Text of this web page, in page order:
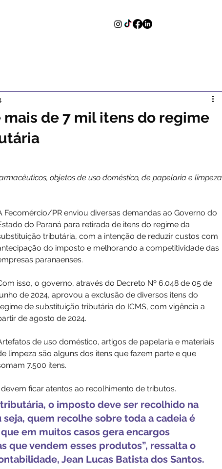
de 7 mil itens do regime
objetos de uso doméstico, de papelaria e limpeza
Fecomércio/PR enviou diversas demandas ao Governo do
do Paraná para retirada de itens do regime da
tributária, com a intenção de reduzir custos com
do imposto e melhorando a competitividade das
paranaenses.
isso, o governo, através do Decreto Nº 6.048 de 05 de
de 2024, aprovou a exclusão de diversos itens do
de substituição tributária do ICMS, com vigência a
de agosto de 2024.
de uso doméstico, artigos de papelaria e materiais
limpeza são alguns dos itens que fazem parte e que
7.500 itens.
ficar atentos ao recolhimento de tributos.
o imposto deve ser recolhido na
quem recolhe sobre toda a cadeia é
em muitos casos gera encargos
que vendem esses produtos”, ressalta o
Jean Lucas Batista dos Santos.